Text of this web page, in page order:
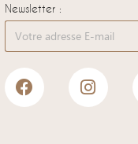
Newsletter :